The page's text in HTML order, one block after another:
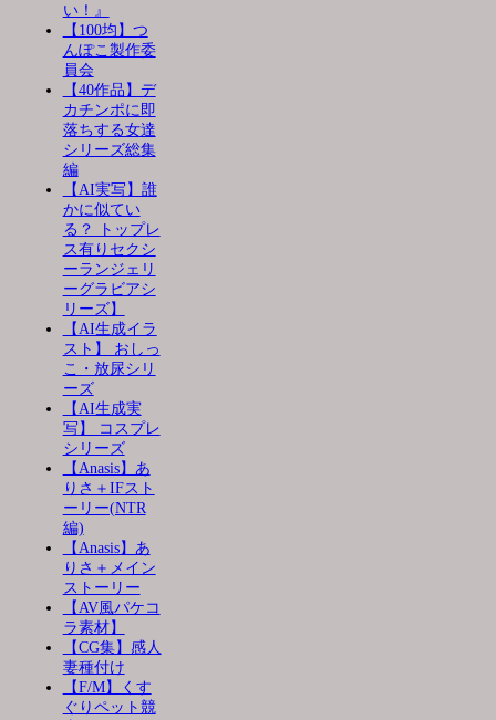
い！』
【100均】つ
んぽこ製作委
員会
【40作品】デ
カチンポに即
落ちする女達
シリーズ総集
編
【AI実写】誰
かに似てい
る？ トップレ
ス有りセクシ
ーランジェリ
ーグラビアシ
リーズ】
【AI生成イラ
スト】 おしっ
こ・放尿シリ
ーズ
【AI生成実
写】 コスプレ
シリーズ
【Anasis】あ
りさ＋IFスト
ーリー(NTR
編)
【Anasis】あ
りさ＋メイン
ストーリー
【AV風パケコ
ラ素材】
【CG集】感人
妻種付け
【F/M】くす
ぐりペット競